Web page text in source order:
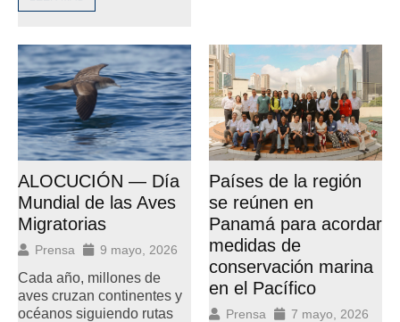
ALOCUCIÓN — Día
Mundial de las Aves
Migratorias
Prensa 9 mayo, 2026
Cada año, millones de
aves cruzan continentes y
océanos siguiendo rutas
Países de la región
se reúnen en
Panamá para acordar
medidas de
conservación marina
en el Pacífico
Prensa 7 mayo, 2026